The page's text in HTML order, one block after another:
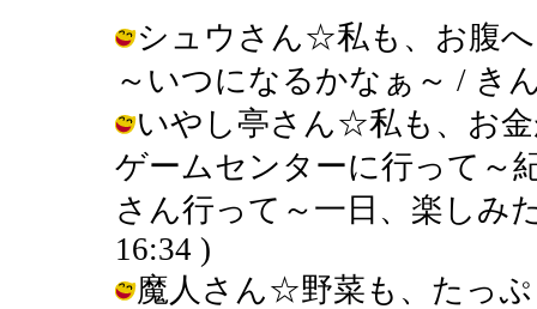
シュウさん☆私も、お腹
～いつになるかなぁ～ / き
いやし亭さん☆私も、お
ゲームセンターに行って～
さん行って～一日、楽しみ
16:34 )
魔人さん☆野菜も、たっ